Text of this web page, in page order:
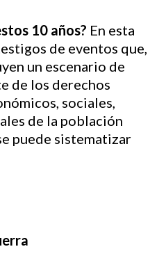
10 años? En esta
de eventos que,
un escenario de
de los derechos
sociales,
de la población
puede sistematizar